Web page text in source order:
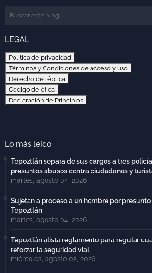
LEGAL
Política de privacidad
Términos y Condiciones de acceso y uso
Derecho de réplica
Código de ética
Declaración de Principios
Lo más leído
Tepoztlán separa de sus cargos a tres
presuntos abusos contra ciudadanos y
martes, agosto 04, 2026
Sujetan a proceso a un hombre por
Tepoztlán
martes, agosto 04, 2026
Tepoztlán alista reglamento para regular
reforzar la seguridad vial
miércoles, agosto 05, 2026